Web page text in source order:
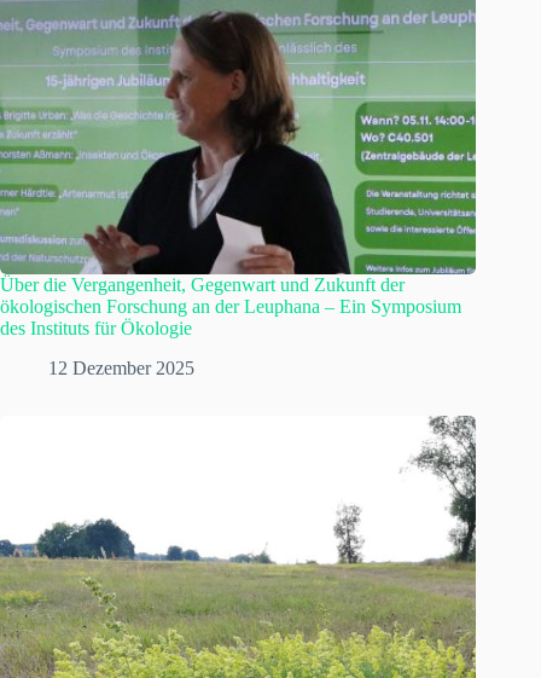
Über die Vergangenheit, Gegenwart und Zukunft der
ökologischen Forschung an der Leuphana – Ein Symposium
des Instituts für Ökologie
12 Dezember 2025